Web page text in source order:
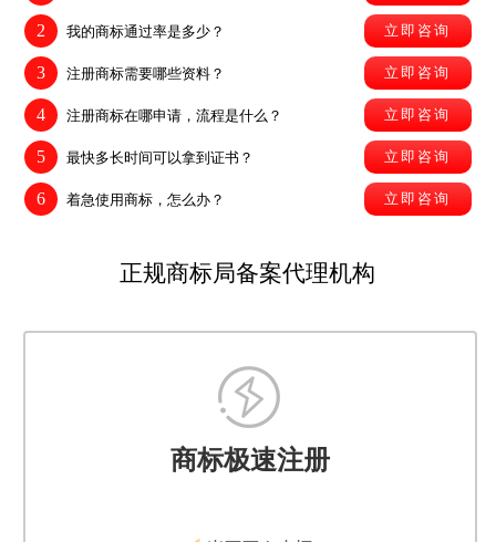
2 我的商标通过率是多少？ 立即咨询
3 注册商标需要哪些资料？ 立即咨询
4 注册商标在哪申请，流程是什么？ 立即咨询
5 最快多长时间可以拿到证书？ 立即咨询
6 着急使用商标，怎么办？ 立即咨询
正规商标局备案代理机构
商标极速注册